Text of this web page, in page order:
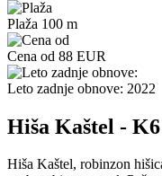
Plaža 100 m
Cena od 88 EUR
Leto zadnje obnove: 2022
Hiša Kaštel -
Hiša Kaštel, robinzon